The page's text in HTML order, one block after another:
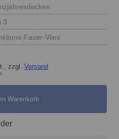
3
Faser-Vlies
zzgl. Versand
Warenkorb